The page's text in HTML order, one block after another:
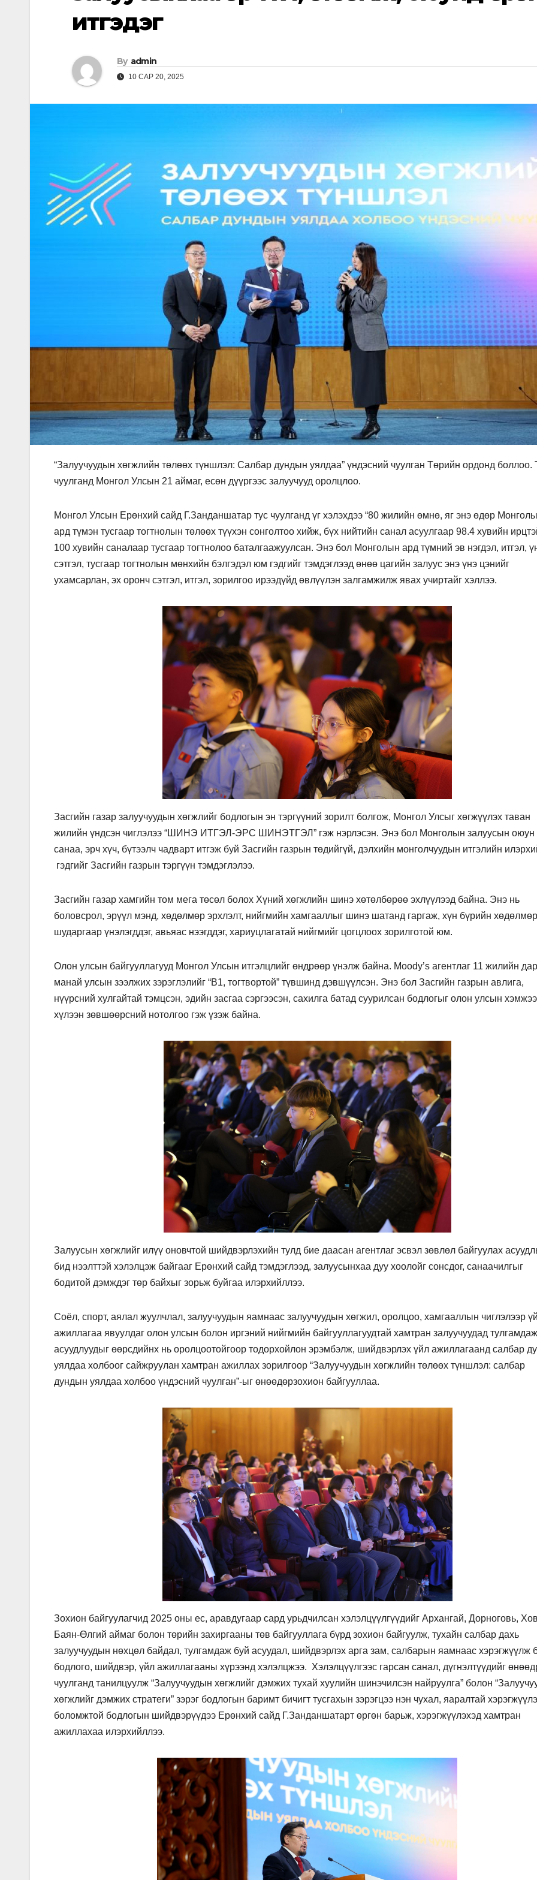
итгэдэг
By admin
10 САР 20, 2025
“Залуучуудын хөгжлийн төлөөх түншлэл: Салбар дундын уялдаа” үндэсний чуулган Төрийн ордонд боллоо.
чуулганд Монгол Улсын 21 аймаг, есөн дүүргээс залуучууд оролцлоо.
Монгол Улсын Ерөнхий сайд Г.Занданшатар тус чуулганд үг хэлэхдээ “80 жилийн өмнө, яг энэ өдөр
ард түмэн тусгаар тогтнолын төлөөх түүхэн сонголтоо хийж, бүх нийтийн санал асуулгаар 98.4 хувийн
100 хувийн саналаар тусгаар тогтнолоо баталгаажуулсан. Энэ бол Монголын ард түмний эв нэгдэл, итгэл,
сэтгэл, тусгаар тогтнолын мөнхийн бэлгэдэл юм гэдгийг тэмдэглээд өнөө цагийн залуус энэ үнэ цэнийг
ухамсарлан, эх оронч сэтгэл, итгэл, зорилгоо ирээдүйд өвлүүлэн залгамжилж явах учиртайг хэллээ.
Засгийн газар залуучуудын хөгжлийг бодлогын эн тэргүүний зорилт болгож, Монгол Улсыг хөгжүүлэх таван
жилийн үндсэн чиглэлээ “ШИНЭ ИТГЭЛ-ЭРС ШИНЭТГЭЛ” гэж нэрлэсэн. Энэ бол Монголын залуусын оюун
санаа, эрч хүч, бүтээлч чадварт итгэж буй Засгийн газрын төдийгүй, дэлхийн монголчуудын итгэлийн
гэдгийг Засгийн газрын тэргүүн тэмдэглэлээ.
Засгийн газар хамгийн том мега төсөл болох Хүний хөгжлийн шинэ хөтөлбөрөө эхлүүлээд байна. Энэ нь
боловсрол, эрүүл мэнд, хөдөлмөр эрхлэлт, нийгмийн хамгааллыг шинэ шатанд гаргаж, хүн бүрийн хөдөлмөр
шударгаар үнэлэгддэг, авьяас нээгддэг, хариуцлагатай нийгмийг цогцлоох зорилготой юм.
Олон улсын байгууллагууд Монгол Улсын итгэлцлийг өндрөөр үнэлж байна. Moody’s агентлаг 11 жилийн
манай улсын зээлжих зэрэглэлийг “B1, тогтвортой” түвшинд дэвшүүлсэн. Энэ бол Засгийн газрын авлига,
нүүрсний хулгайтай тэмцсэн, эдийн засгаа сэргээсэн, сахилга батад суурилсан бодлогыг олон улсын
хүлээн зөвшөөрсний нотолгоо гэж үзэж байна.
Залуусын хөгжлийг илүү оновчтой шийдвэрлэхийн тулд бие даасан агентлаг эсвэл зөвлөл байгуулах
бид нээлттэй хэлэлцэж байгааг Ерөнхий сайд тэмдэглээд, залуусынхаа дуу хоолойг сонсдог, санаачилгыг
бодитой дэмждэг төр байхыг зорьж буйгаа илэрхийллээ.
Соёл, спорт, аялал жуулчлал, залуучуудын яамнаас залуучуудын хөгжил, оролцоо, хамгааллын чиглэлээр
ажиллагаа явуулдаг олон улсын болон иргэний нийгмийн байгууллагуудтай хамтран залуучуудад
асуудлуудыг өөрсдийнх нь оролцоотойгоор тодорхойлон эрэмбэлж, шийдвэрлэх үйл ажиллагаанд салбар
уялдаа холбоог сайжруулан хамтран ажиллах зорилгоор “Залуучуудын хөгжлийн төлөөх түншлэл: салбар
дундын уялдаа холбоо үндэсний чуулган”-ыг өнөөдөрзохион байгууллаа.
Зохион байгуулагчид 2025 оны ес, аравдугаар сард урьдчилсан хэлэлцүүлгүүдийг Архангай, Дорноговь,
Баян-Өлгий аймаг болон төрийн захиргааны төв байгууллага бүрд зохион байгуулж, тухайн салбар дахь
залуучуудын нөхцөл байдал, тулгамдаж буй асуудал, шийдвэрлэх арга зам, салбарын яамнаас хэрэгжүүлж
бодлого, шийдвэр, үйл ажиллагааны хүрээнд хэлэлцжээ. Хэлэлцүүлгээс гарсан санал, дүгнэлтүүдийг
чуулганд танилцуулж “Залуучуудын хөгжлийг дэмжих тухай хуулийн шинэчилсэн найруулга” болон
хөгжлийг дэмжих стратеги” зэрэг бодлогын баримт бичигт тусгахын зэрэгцээ нэн чухал, яаралтай
боломжтой бодлогын шийдвэрүүдээ Ерөнхий сайд Г.Занданшатарт өргөн барьж, хэрэгжүүлэхэд хамтран
ажиллахаа илэрхийллээ.